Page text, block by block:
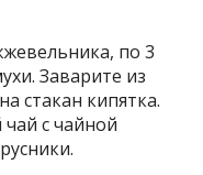
по 3
Заварите из
стакан кипятка.
с чайной